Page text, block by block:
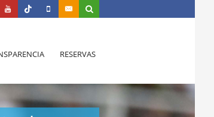
RESERVAS